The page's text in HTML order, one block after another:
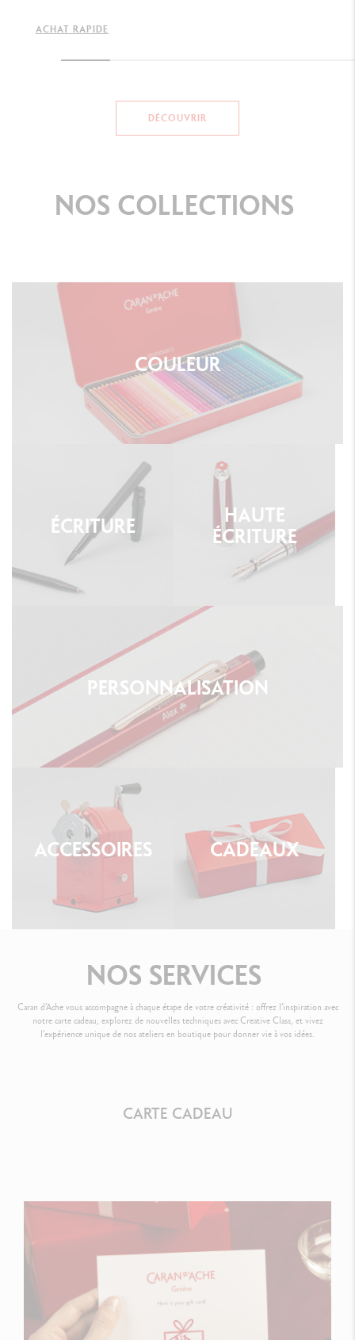
ACHAT RAPIDE
DÉCOUVRIR
NOS COLLECTIONS
COULEUR
ÉCRITURE
HAUTE
ÉCRITURE
PERSONNALISATION
ACCESSOIRES CADEAUX
NOS SERVICES
Caran d’Ache vous accompagne à chaque étape de votre créativité : offrez l’inspiration avec
notre carte cadeau, explorez de nouvelles techniques avec Creative Class, et vivez
l’expérience unique de nos ateliers en boutique pour donner vie à vos idées.
CARTE CADEAU